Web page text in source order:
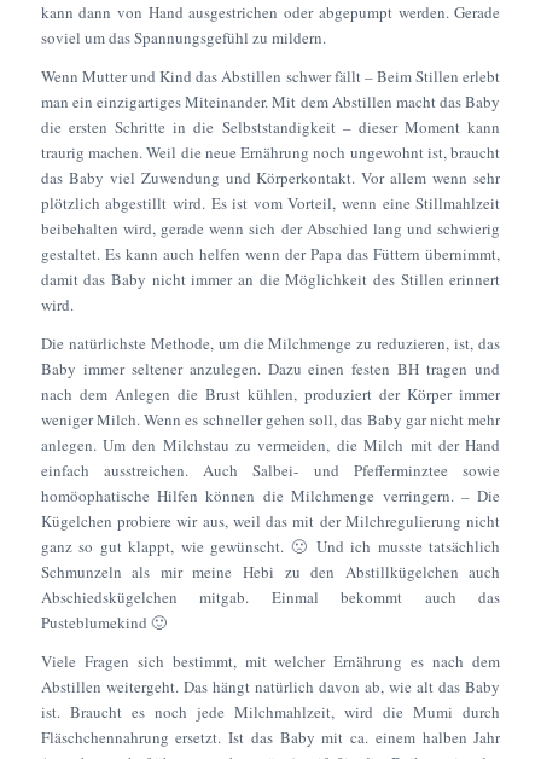
kann dann von Hand ausgestrichen oder abgepumpt werden. Gerade
soviel um das Spannungsgefühl zu mildern.
Wenn Mutter und Kind das Abstillen schwer fällt – Beim Stillen erlebt
man ein einzigartiges Miteinander. Mit dem Abstillen macht das Baby
die ersten Schritte in die Selbststandigkeit – dieser Moment kann
traurig machen. Weil die neue Ernährung noch ungewohnt ist, braucht
das Baby viel Zuwendung und Körperkontakt. Vor allem wenn sehr
plötzlich abgestillt wird. Es ist vom Vorteil, wenn eine Stillmahlzeit
beibehalten wird, gerade wenn sich der Abschied lang und schwierig
gestaltet. Es kann auch helfen wenn der Papa das Füttern übernimmt,
damit das Baby nicht immer an die Möglichkeit des Stillen erinnert
wird.
Die natürlichste Methode, um die Milchmenge zu reduzieren, ist, das
Baby immer seltener anzulegen. Dazu einen festen BH tragen und
nach dem Anlegen die Brust kühlen, produziert der Körper immer
weniger Milch. Wenn es schneller gehen soll, das Baby gar nicht mehr
anlegen. Um den Milchstau zu vermeiden, die Milch mit der Hand
einfach ausstreichen. Auch Salbei- und Pfefferminztee sowie
homöophatische Hilfen können die Milchmenge verringern. – Die
Kügelchen probiere wir aus, weil das mit der Milchregulierung nicht
ganz so gut klappt, wie gewünscht. 🙁 Und ich musste tatsächlich
Schmunzeln als mir meine Hebi zu den Abstillkügelchen auch
Abschiedskügelchen mitgab. Einmal bekommt auch das
Pusteblumekind 🙂
Viele Fragen sich bestimmt, mit welcher Ernährung es nach dem
Abstillen weitergeht. Das hängt natürlich davon ab, wie alt das Baby
ist. Braucht es noch jede Milchmahlzeit, wird die Mumi durch
Fläschchennahrung ersetzt. Ist das Baby mit ca. einem halben Jahr